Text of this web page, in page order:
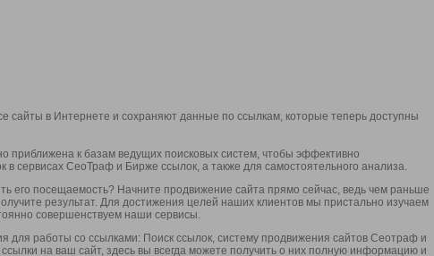
сайты в Интернете и сохраняют данные по ссылкам, которые теперь доступны
приближена к базам ведущих поисковых систем, чтобы эффективно
в сервисах СеоТраф и Бирже ссылок, а также для самостоятельного анализа.
его посещаемость? Начните продвижение сайта прямо сейчас, ведь чем раньше
результат. Для достижения целей наших клиентов мы пристально изучаем
совершенствуем наши сервисы.
для работы со ссылками: Поиск ссылок, систему продвижения сайтов Сеотраф и
на ваш сайт, здесь вы всегда можете получить о них полную информацию и